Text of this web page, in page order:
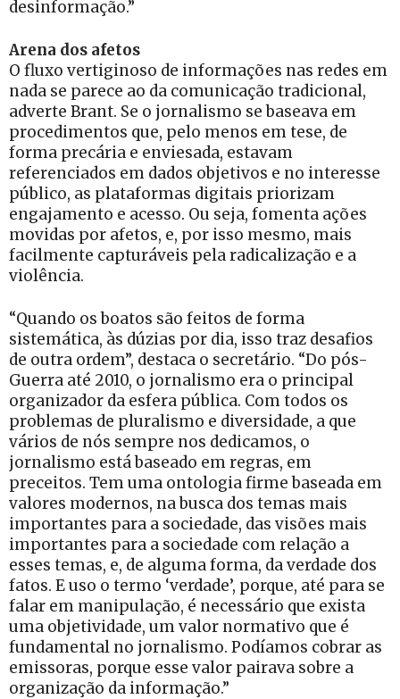
desinformação.”
Arena dos afetos
O fluxo vertiginoso de informações nas redes em
nada se parece ao da comunicação tradicional,
adverte Brant. Se o jornalismo se baseava em
procedimentos que, pelo menos em tese, de
forma precária e enviesada, estavam
referenciados em dados objetivos e no interesse
público, as plataformas digitais priorizam
engajamento e acesso. Ou seja, fomenta ações
movidas por afetos, e, por isso mesmo, mais
facilmente capturáveis pela radicalização e a
violência.
“Quando os boatos são feitos de forma
sistemática, às dúzias por dia, isso traz desafios
de outra ordem”, destaca o secretário. “Do pós-
Guerra até 2010, o jornalismo era o principal
organizador da esfera pública. Com todos os
problemas de pluralismo e diversidade, a que
vários de nós sempre nos dedicamos, o
jornalismo está baseado em regras, em
preceitos. Tem uma ontologia firme baseada em
valores modernos, na busca dos temas mais
importantes para a sociedade, das visões mais
importantes para a sociedade com relação a
esses temas, e, de alguma forma, da verdade dos
fatos. E uso o termo ‘verdade’, porque, até para se
falar em manipulação, é necessário que exista
uma objetividade, um valor normativo que é
fundamental no jornalismo. Podíamos cobrar as
emissoras, porque esse valor pairava sobre a
organização da informação.”